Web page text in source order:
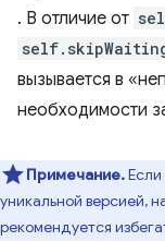
. В отличие от
вызывается в
необходимости
Примечание.
уникальной версией,
рекомендуется